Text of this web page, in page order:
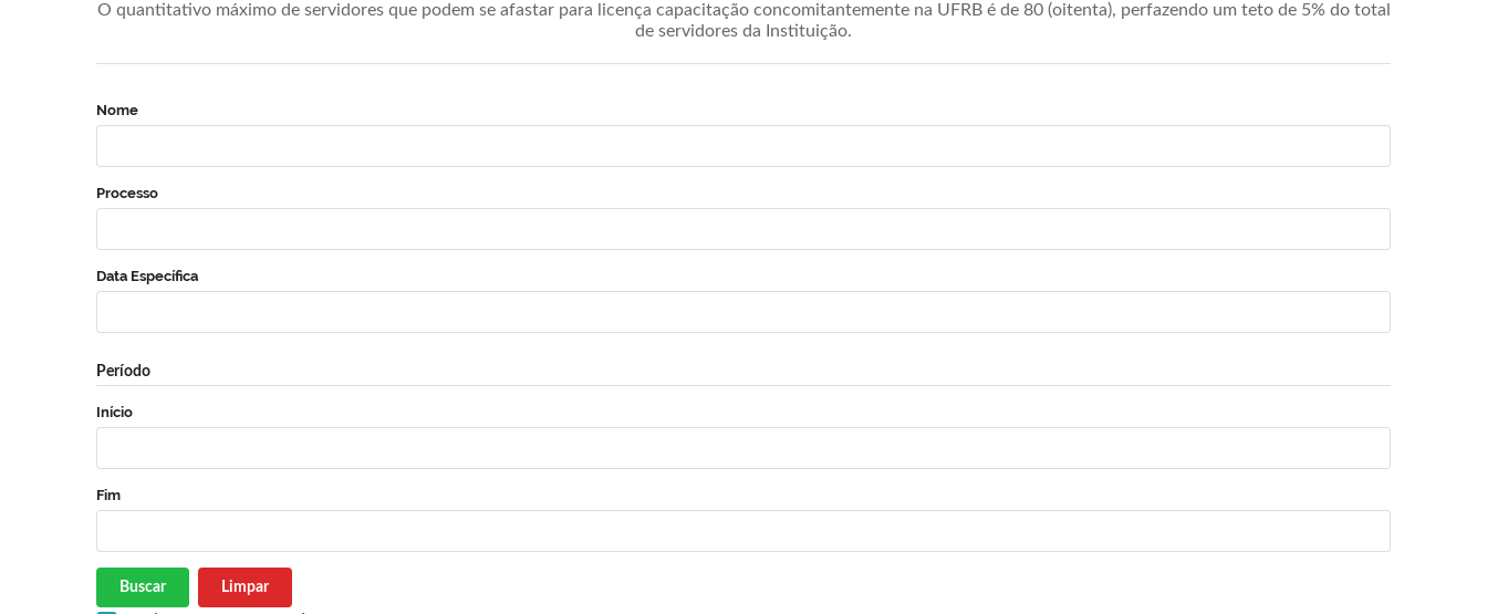
O quantitativo máximo de servidores que podem se afastar para licença capacitação concomitantemente na UFRB é de 80 (oitenta), perfazendo um teto de 5% do total
de servidores da Instituição.
Nome
Processo
Data Específica
Período
Início
Fim
Buscar Limpar